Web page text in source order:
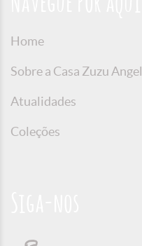
Home
Sobre a Casa Zuzu Angel
Atualidades
Coleções